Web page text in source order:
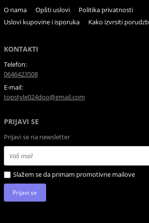
O nama Opšti uslovi
Politika privatnosti
Uslovi kupovine i isporuka
Kako izvrsiti
KONTAKTI
Telefon:
0646423508
E-mail:
topstyle024doo@gmail.com
PRIJAVI SE
Prijavi se na newsletter
Slažem se da primam promotivne mailove
Prijavi se